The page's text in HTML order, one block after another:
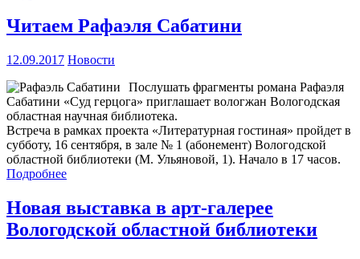
Читаем Рафаэля Сабатини
12.09.2017 Новости
Послушать фрагменты романа Рафаэля
Сабатини «Суд герцога» приглашает вологжан Вологодская
областная научная библиотека.
Встреча в рамках проекта «Литературная гостиная» пройдет в
субботу, 16 сентября, в зале № 1 (абонемент) Вологодской
областной библиотеки (М. Ульяновой, 1). Начало в 17 часов.
Подробнее
Новая выставка в арт-галерее
Вологодской областной библиотеки